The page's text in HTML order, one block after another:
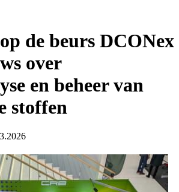
de beurs DCONex
over
en beheer van
stoffen